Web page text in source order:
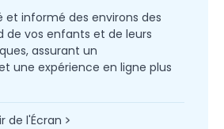
et informé des environs des
de vos enfants et de leurs
assurant un
une expérience en ligne plus
de l'Écran